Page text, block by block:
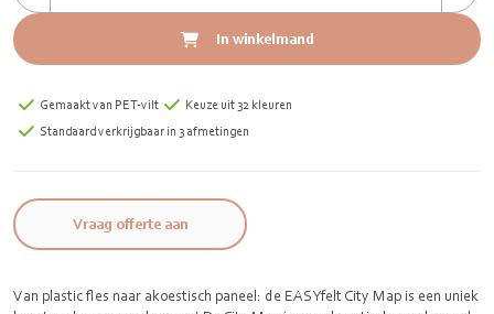
In winkelmand
Gemaakt van PET-vilt
Keuze uit 32 kleuren
Standaard verkrijgbaar in 3 afmetingen
Vraag offerte aan
Van plastic fles naar akoestisch paneel: de EASYfelt City Map is een uniek